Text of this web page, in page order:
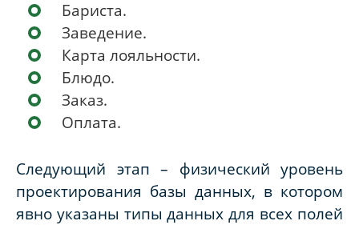
Бариста.
Заведение.
Карта лояльности.
Блюдо.
Заказ.
Оплата.
Следующий этап – физический уровень
проектирования базы данных, в котором
явно указаны типы данных для всех полей